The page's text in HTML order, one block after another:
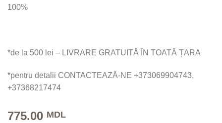
775.00 MDL
100%
*de la 500 lei – LIVRARE GRATUITĂ ÎN TOATĂ ȚARA
*pentru detalii CONTACTEAZĂ-NE +373069904743,
+37368217474